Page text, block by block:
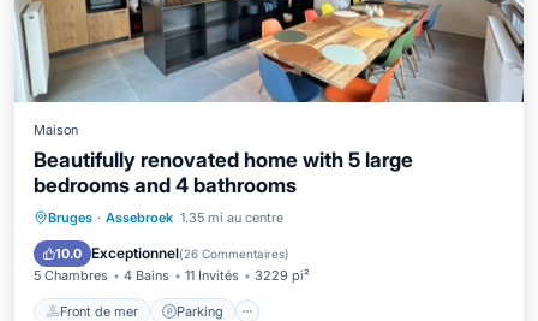
Maison
Beautifully renovated home with 5 large
bedrooms and 4 bathrooms
Bruges · Assebroek 1.35 mi au centre
10.0 Exceptionnel(26 Commentaires)
5 Chambres 4 Bains 11 Invités 3229 pi²
Front de mer Parking
Front de mer
Parking
Vue sur l’océan
Balcon/Terrasse